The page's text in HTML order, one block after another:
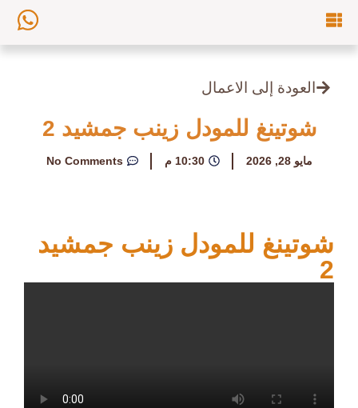
العودة إلى الاعمال
شوتينغ للمودل زينب جمشيد 2
مايو 28, 2026 10:30 م No Comments
شوتينغ للمودل زينب جمشيد
2